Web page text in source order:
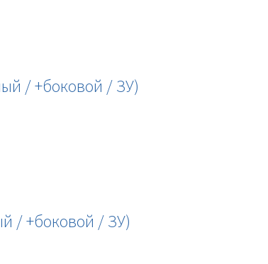
/ +боковой / ЗУ)
/ +боковой / ЗУ)